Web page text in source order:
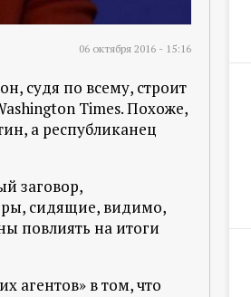
06 октября 2016 - 15:16
судя по всему, строит
Times. Похоже,
а республиканец
заговор,
сидящие, видимо,
повлиять на итоги
агентов» в том, что